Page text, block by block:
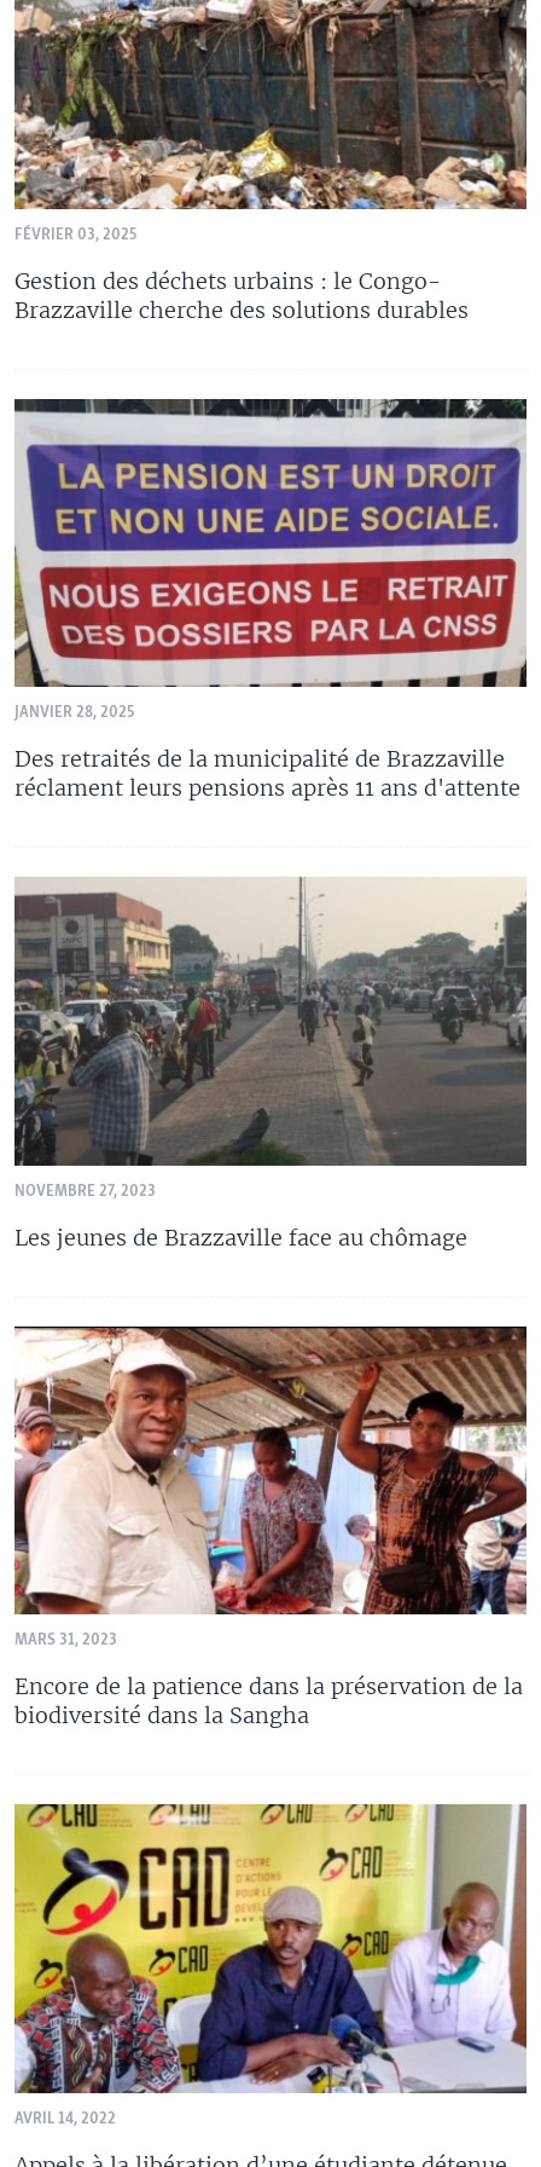
FÉVRIER 03, 2025
Gestion des déchets urbains : le Congo-
Brazzaville cherche des solutions durables
JANVIER 28, 2025
Des retraités de la municipalité de Brazzaville
réclament leurs pensions après 11 ans d'attente
NOVEMBRE 27, 2023
Les jeunes de Brazzaville face au chômage
MARS 31, 2023
Encore de la patience dans la préservation de la
biodiversité dans la Sangha
AVRIL 14, 2022